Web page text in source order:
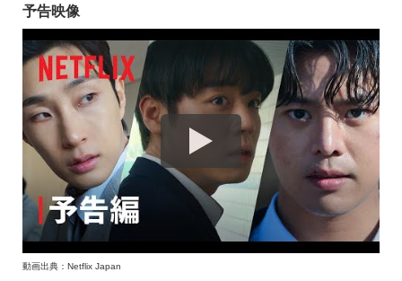
予告映像
動画出典：Netflix Japan